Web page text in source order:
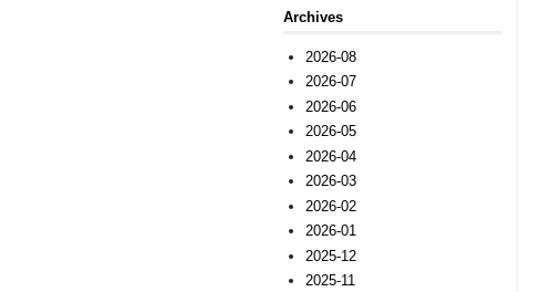
Archives
2026-08
2026-07
2026-06
2026-05
2026-04
2026-03
2026-02
2026-01
2025-12
2025-11